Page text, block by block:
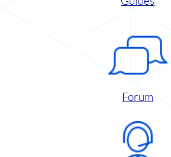
Forum